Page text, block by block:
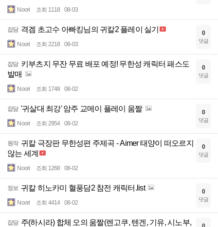
Noori 조회 1118 08-03
잡담 격겜 초고수 아빠킹님의 귀칼2 플레이 실기
Noori 조회 2218 08-03
0
댓글
잡담 키부츠지 무잔 무료 배포 예정! 무한성 캐릭터 패스도
발매
Noori 조회 1748 08-02
0
댓글
잡담 '귀살대 최강' 암주 교메이 플레이 움짤
Noori 조회 2954 08-02
0
댓글
원작 귀칼 극장판 무한성편 주제곡 - Aimer 태양이 떠오르지
않는 세계
Noori 조회 1268 08-02
0
댓글
정보 귀칼 히노카미 혈풍담2 참전 캐릭터.list
Noori 조회 4414 08-02
0
댓글
잡담 주(하시라) 합체 오의 움짤(렌고쿠, 텐겐, 기유, 시노부,